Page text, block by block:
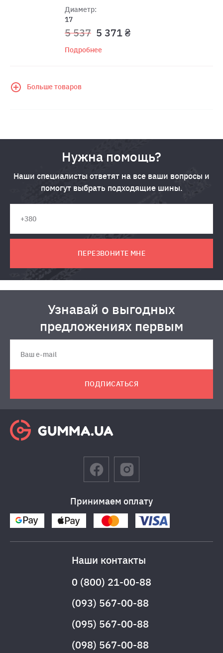
Диаметр:
17
5 537 5 371 ₴
Подробнее
Больше товаров
Нужна помощь?
Наши специалисты ответят на все ваши вопросы и
помогут выбрать подходящие шины.
ПЕРЕЗВОНИТЕ МНЕ
Узнавай о выгодных
предложениях первым
ПОДПИСАТЬСЯ
Принимаем оплату
Наши контакты
0 (800) 21-00-88
(093) 567-00-88
(095) 567-00-88
(098) 567-00-88